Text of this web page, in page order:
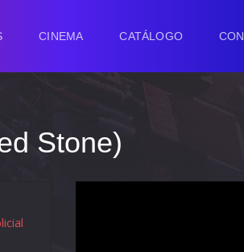
CINEMA CATÁLOGO
Stone)